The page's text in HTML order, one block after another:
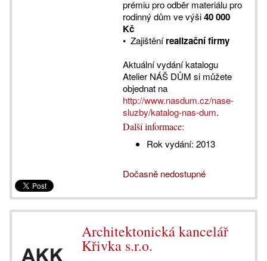
prémiu pro odběr materiálu pro
rodinný dům ve výši40 000
Kč
• Zajištěnírealizační firmy
Aktuální vydání katalogu
Atelier NÁŠ DŮM si můžete
objednat na
http://www.nasdum.cz/nase-
sluzby/katalog-nas-dum.
Další informace:
Rok vydání: 2013
Dočasně nedostupné
Architektonická kancelář
Křivka s.r.o.